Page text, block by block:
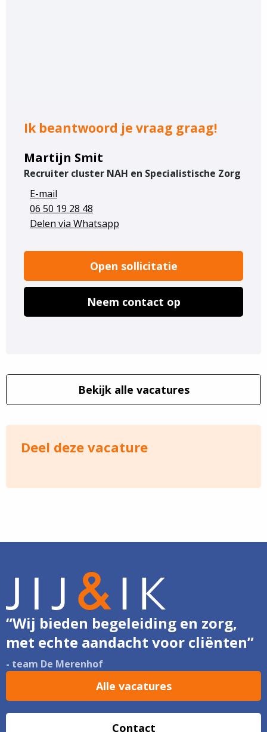
Ik beantwoord je vraag graag!
Martijn Smit
Recruiter cluster NAH en Specialistische Zorg
E-mail
06 50 19 28 48
Delen via Whatsapp
Open sollicitatie
Neem contact op
Bekijk alle vacatures
Deel deze vacature
“Wij bieden begeleiding en zorg,
met echte aandacht voor cliënten”
- team De Merenhof
Alle vacatures
Contact